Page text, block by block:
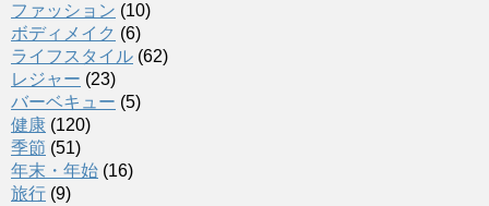
ファッション (10)
ボディメイク (6)
ライフスタイル (62)
レジャー (23)
バーベキュー (5)
健康 (120)
季節 (51)
年末・年始 (16)
旅行 (9)